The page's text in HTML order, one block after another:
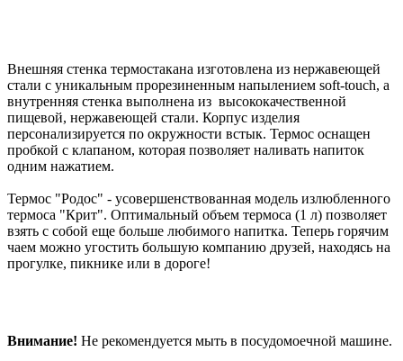
Внешняя стенка термостакана изготовлена из нержавеющей
стали с уникальным прорезиненным напылением soft-touch, а
внутренняя стенка выполнена из высококачественной
пищевой, нержавеющей стали. Корпус изделия
персонализируется по окружности встык. Термос оснащен
пробкой с клапаном, которая позволяет наливать напиток
одним нажатием.
Термос "Родос" - усовершенствованная модель излюбленного
термоса "Крит". Оптимальный объем термоса (1 л) позволяет
взять с собой еще больше любимого напитка. Теперь горячим
чаем можно угостить большую компанию друзей, находясь на
прогулке, пикнике или в дороге!
Внимание! Не рекомендуется мыть в посудомоечной машине.